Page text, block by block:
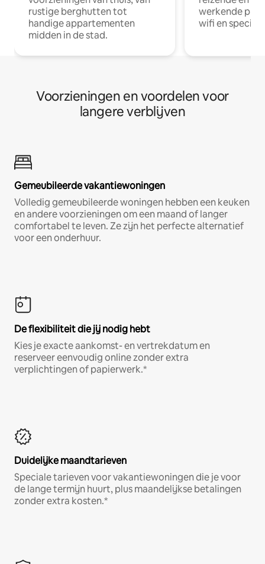
rustige berghutten tot
handige appartementen
midden in de stad.
werkende
wifi en
Voorzieningen en voordelen voor
langere verblijven
Gemeubileerde vakantiewoningen
Volledig gemeubileerde woningen hebben een keuken
en andere voorzieningen om een maand of langer
comfortabel te leven. Ze zijn het perfecte alternatief
voor een onderhuur.
De flexibiliteit die jij nodig hebt
Kies je exacte aankomst- en vertrekdatum en
reserveer eenvoudig online zonder extra
verplichtingen of papierwerk.*
Duidelijke maandtarieven
Speciale tarieven voor vakantiewoningen die je voor
de lange termijn huurt, plus maandelijkse betalingen
zonder extra kosten.*